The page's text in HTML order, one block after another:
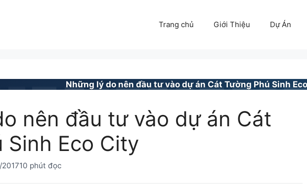
Trang chủ Giới Thiệu Dự Án
Những lý do nên đầu tư vào dự án Cát Tường Phú Sinh
nên đầu tư vào dự án Cát
Sinh Eco City
10 phút đọc